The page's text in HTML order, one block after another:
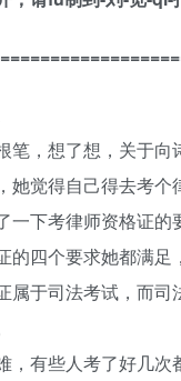
笔，想了想，关于
她觉得自己得去考个
一下考律师资格证的
的四个要求她都满足
属于司法考试，而
，有些人考了好几次